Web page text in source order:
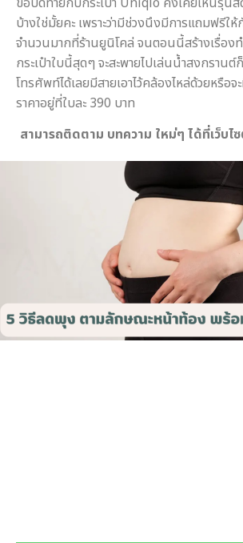
บ้างใช่มั้ยคะ เพราะว่ามีช่วงนึงมีการแถมฟรีใ
จำนวนมากที่ร้านยูนิโคล่ จนตอนนี้สร้างเรื่อง
กระเป๋าใบนี้สุดๆ จะสะพายไปเล่นน้ำสงกรานต์
โทรศัพท์ได้เลยมีสายเอาไว้คล้องไหล่ด้วยหรือ
ราคาอยู่ที่ใบละ 390 บาท
สามารถติดตาม บทความ ใหม่ๆ ได้ที่เว็บไ